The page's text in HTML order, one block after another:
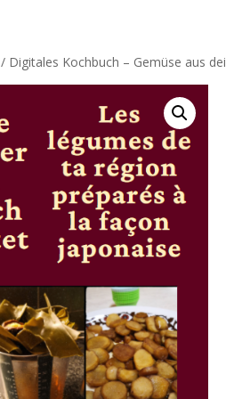
/ Digitales Kochbuch – Gemüse aus